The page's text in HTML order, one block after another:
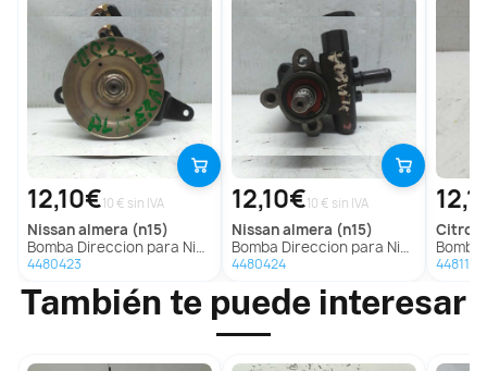
12,10€10 € sin IVA
nissanalmera (n15)
Bomba Direccion para Nissan Almera (N15)
4480423
12,10€10 € sin IVA
nissanalmera (n15)
Bomba Direccion para Nissan Almera (N15)
4480424
Bomba
4481178
También te puede interesar